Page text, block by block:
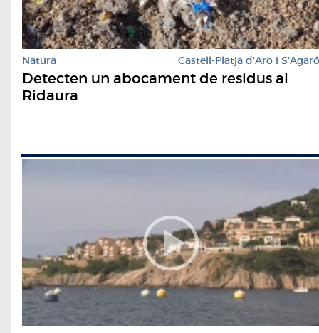
Natura Castell-Platja d'Aro i S'Agaró
Detecten un abocament de residus al
Ridaura